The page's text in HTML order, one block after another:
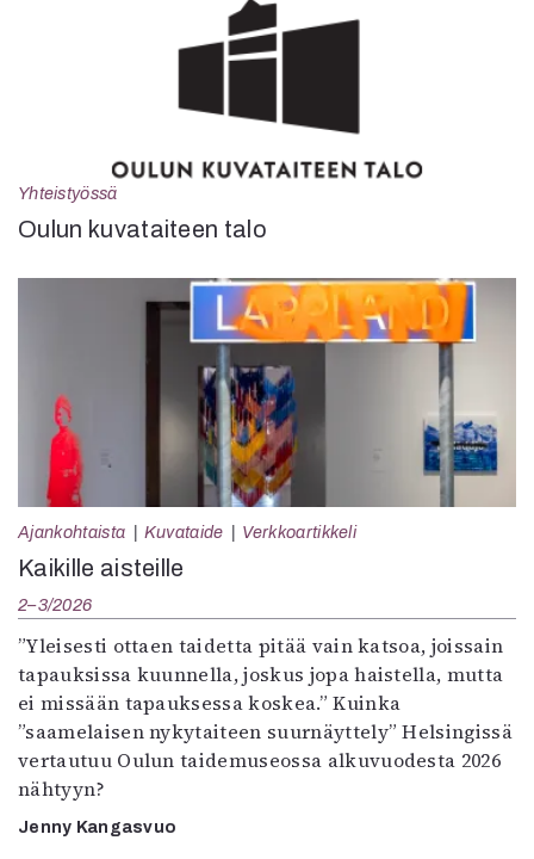
Yhteistyössä
Oulun kuvataiteen talo
Ajankohtaista Kuvataide Verkkoartikkeli
Kaikille aisteille
2–3/2026
”Yleisesti ottaen taidetta pitää vain katsoa, joissain
tapauksissa kuunnella, joskus jopa haistella, mutta
ei missään tapauksessa koskea.” Kuinka
”saamelaisen nykytaiteen suurnäyttely” Helsingissä
vertautuu Oulun taidemuseossa alkuvuodesta 2026
nähtyyn?
Jenny Kangasvuo